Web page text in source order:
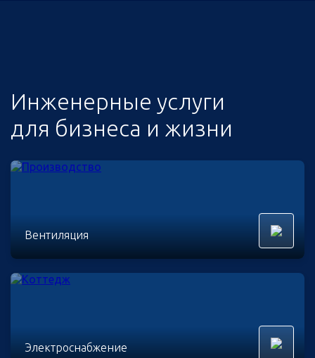
Инженерные услуги
для бизнеса и жизни
Вентиляция
Электроснабжение